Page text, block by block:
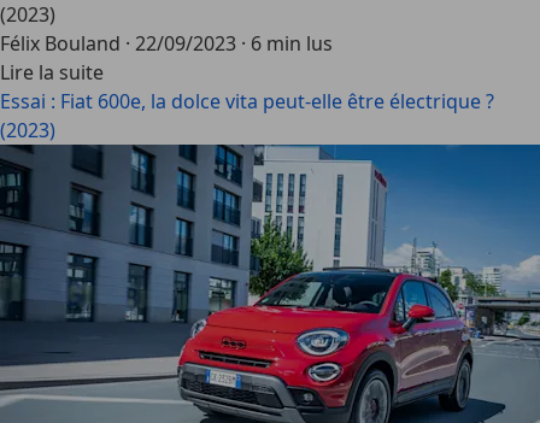
(2023)
Félix Bouland · 22/09/2023 · 6 min lus
Lire la suite
Essai : Fiat 600e, la dolce vita peut-elle être électrique ?
(2023)